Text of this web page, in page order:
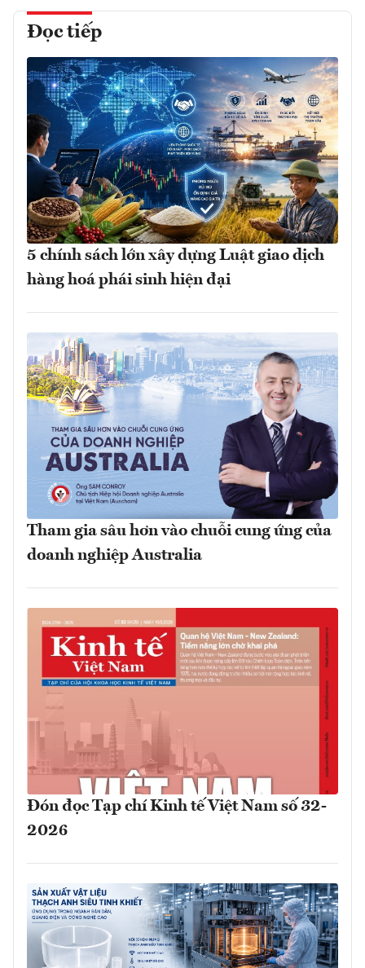
Đọc tiếp
5 chính sách lớn xây dựng Luật giao dịch
hàng hoá phái sinh hiện đại
Tham gia sâu hơn vào chuỗi cung ứng của
doanh nghiệp Australia
Đón đọc Tạp chí Kinh tế Việt Nam số 32-
2026